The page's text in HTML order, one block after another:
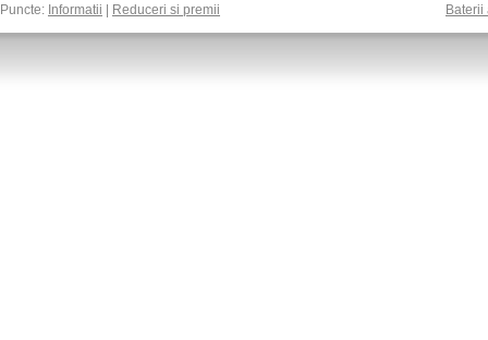
Puncte: Informatii Reduceri si premii